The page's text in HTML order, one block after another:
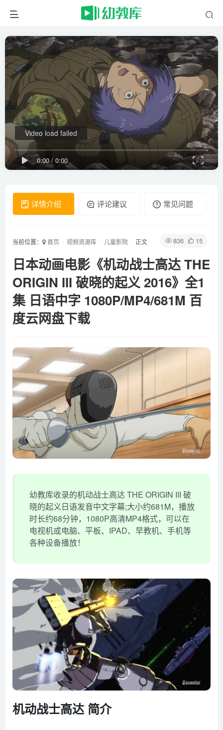
0:00 / 0:00
Video load failed
详情介绍 评论建议 常见问题
836 15
当前位置： 首页 视频资源库 儿童影院 正文
日本动画电影《机动战士高达 THE
ORIGIN III 破晓的起义 2016》全1
集 日语中字 1080P/MP4/681M 百
度云网盘下载
幼教库收录的机动战士高达 THE ORIGIN III 破
晓的起义日语发音中文字幕;大小约681M，播放
时长约68分钟，1080P高清MP4格式，可以在
电视机或电脑、平板、IPAD、早教机、手机等
各种设备播放！
机动战士高达 简介